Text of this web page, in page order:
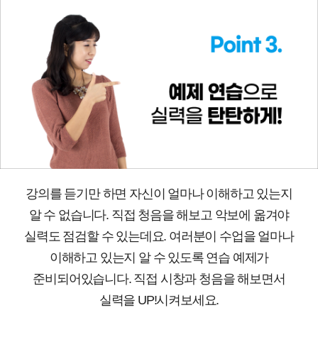
강의를 듣기만 하면 자신이 얼마나 이해하고 있는지
알 수 없습니다. 직접 청음을 해보고 악보에 옮겨야
실력도 점검할 수 있는데요. 여러분이 수업을 얼마나
이해하고 있는지 알 수 있도록 연습 예제가
준비되어있습니다. 직접 시창과 청음을 해보면서
실력을 UP!시켜보세요.